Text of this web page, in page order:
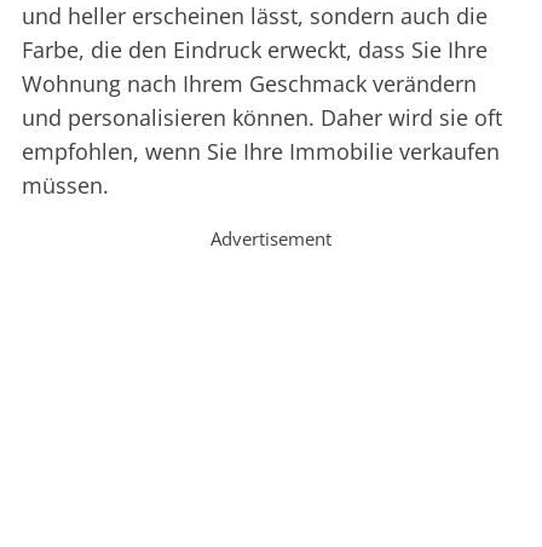
und heller erscheinen lässt, sondern auch die
Farbe, die den Eindruck erweckt, dass Sie Ihre
Wohnung nach Ihrem Geschmack verändern
und personalisieren können. Daher wird sie oft
empfohlen, wenn Sie Ihre Immobilie verkaufen
müssen.
Advertisement